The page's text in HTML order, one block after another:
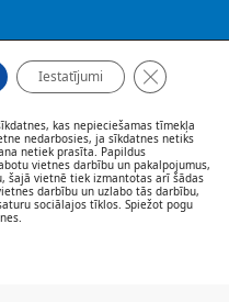
kas nepieciešamas tīmekļa
nedarbosies, ja sīkdatnes netiks
netiek prasīta. Papildus
vietnes darbību un pakalpojumus,
šajā vietnē tiek izmantotas arī šādas
darbību un uzlabo tās darbību,
sociālajos tīklos. Spiežot pogu
Iestatījumi Close